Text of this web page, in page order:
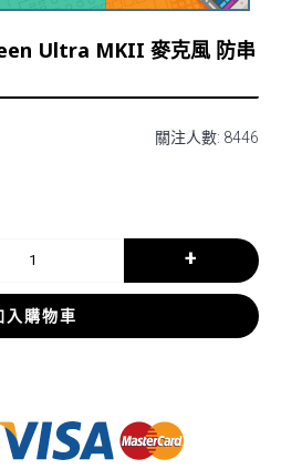
Ultra MKII 麥克風 防串
關注人數: 8446
+
入購物車